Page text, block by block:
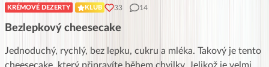
KRÉMOVÉ DEZERTY KLUB 33 14
Bezlepkový cheesecake
Jednoduchý, rychlý, bez lepku, cukru a mléka. Takový je tento